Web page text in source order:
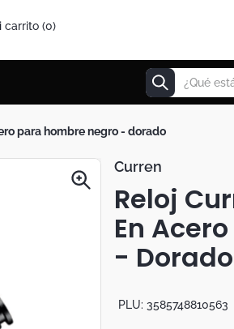
0
¿Qué estás
para hombre negro - dorado
Curren
Reloj
En
- Dorado
PLU: 3585748810563